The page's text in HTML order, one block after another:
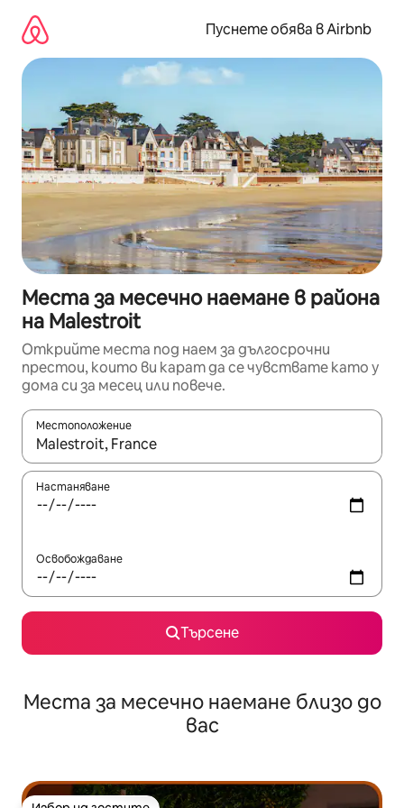
съдържанието
Пуснете обява в Airbnb
Места за месечно наемане в района
на Malestroit
Открийте места под наем за дългосрочни
престои, които ви карат да се чувствате като у
дома си за месец или повече.
Местоположение
Когато резултатите се покажат, използвайте
Настаняване
Освобождаване
Търсене
Места за месечно наемане близо до
вас